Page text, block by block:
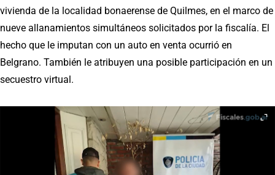
vivienda de la localidad bonaerense de Quilmes, en el marco de
nueve allanamientos simultáneos solicitados por la fiscalía. El
hecho que le imputan con un auto en venta ocurrió en
Belgrano. También le atribuyen una posible participación en un
secuestro virtual.